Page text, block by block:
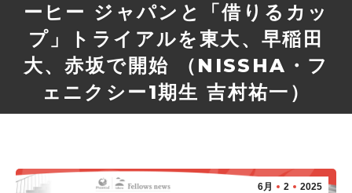
ーヒー ジャパンと「借りるカッ
プ」トライアルを東大、早稲田
大、赤坂で開始 （NISSHA・フ
ェニクシー1期生 吉村祐一）
6月 2 2025